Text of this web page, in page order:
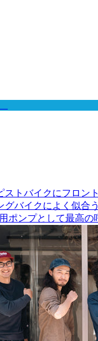
トバイクにフロン
グバイクによく似合
ポンプとして最高